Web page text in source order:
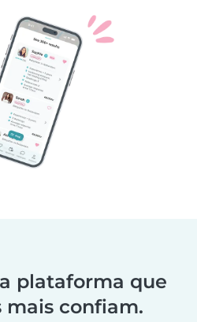
plataforma que
mais confiam.